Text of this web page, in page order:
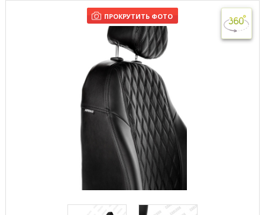
ПРОКРУТИТЬ ФОТО